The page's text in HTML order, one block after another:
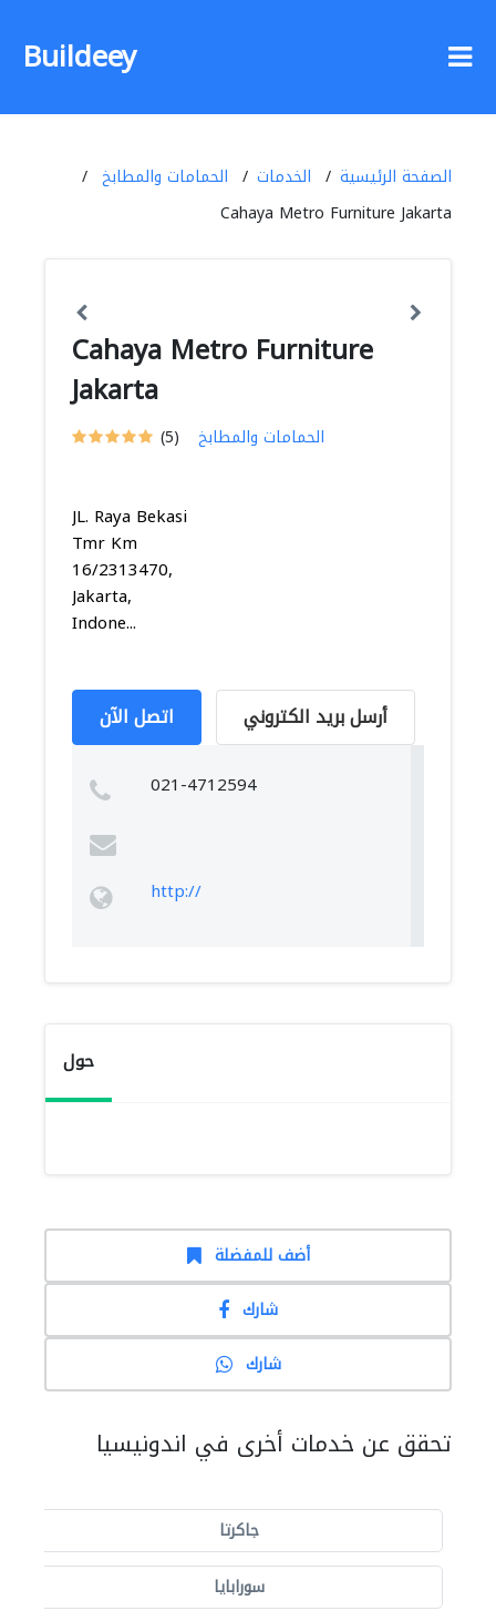
Buildeey
الصفحة الرئيسية الخدمات
الحمامات والمطابخ
Cahaya Metro Furniture Jakarta
Cahaya Metro Furniture
Jakarta
(5) الحمامات والمطابخ
JL. Raya Bekasi
Tmr Km
16/2313470,
Jakarta,
Indone...
اتصل الآن أرسل بريد الكتروني
021-4712594
http://
حول
أضف للمفضلة
شارك
شارك
تحقق عن خدمات أخرى في اندونيسيا
جاكرتا
سورابايا